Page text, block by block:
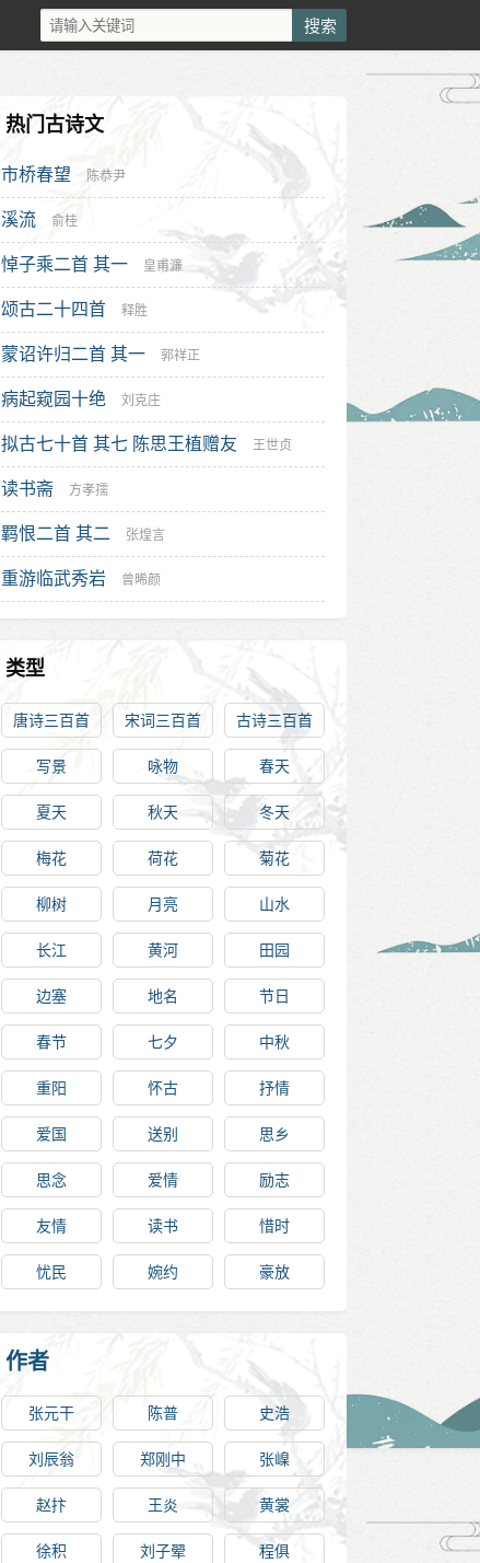
热门古诗文
市桥春望 陈恭尹
溪流 俞桂
悼子乘二首 其一 皇甫濂
颂古二十四首 释胜
蒙诏许归二首 其一 郭祥正
病起窥园十绝 刘克庄
拟古七十首 其七 陈思王植赠友 王世贞
读书斋 方孝孺
羁恨二首 其二 张煌言
重游临武秀岩 曾晞颜
类型
唐诗三百首 宋词三百首 古诗三百首
写景 咏物 春天
夏天 秋天 冬天
梅花 荷花 菊花
柳树 月亮 山水
长江 黄河 田园
边塞 地名 节日
春节 七夕 中秋
重阳 怀古 抒情
爱国 送别 思乡
思念 爱情 励志
友情 读书 惜时
忧民 婉约 豪放
作者
张元干 陈普 史浩
刘辰翁 郑刚中 张嵲
赵抃 王炎 黄裳
徐积 刘子翚 程俱